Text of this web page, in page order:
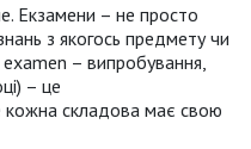
Екзамени – не просто
з якогось предмету чи
– випробування,
– це
кожна складова має свою